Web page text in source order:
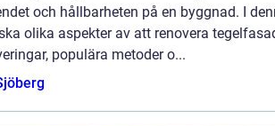
och hållbarheten på en byggnad. I
olika aspekter av att renovera
populära metoder o...